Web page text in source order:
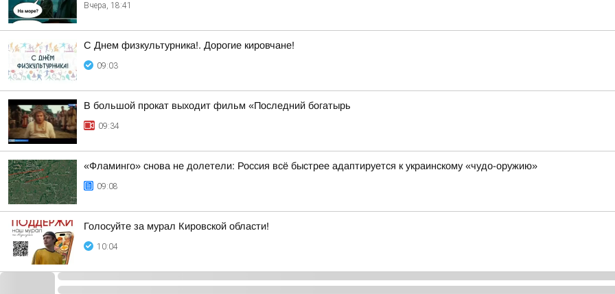
Вчера, 18:41
С Днем физкультурника!. Дорогие кировчане!
09:03
В большой прокат выходит фильм «Последний богатырь
09:34
«Фламинго» снова не долетели: Россия всё быстрее адаптируется к украинскому «чудо-оружию»
09:08
Голосуйте за мурал Кировской области!
10:04